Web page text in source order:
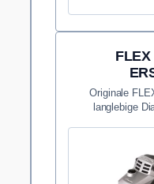
Originale
langlebige